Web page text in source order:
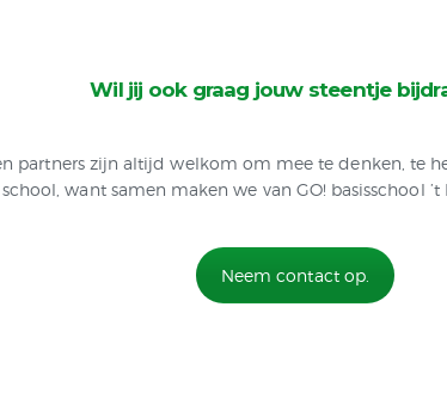
Wil jij ook graag jouw steentje
partners zijn altijd welkom om mee te denken, te
want samen maken we van GO! basisschool
Neem contact op.